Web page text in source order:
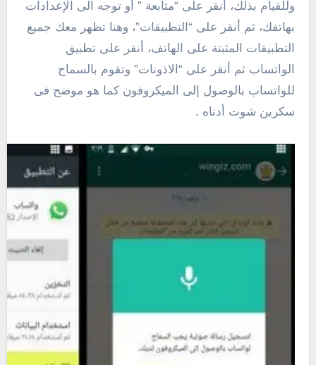
وللقيام بذلك، أنقر على “متابعة ” أو توجه الى الإعدادات
بهاتفك، ثم أنقر على “التطبيقات”، وهنا تظهر معك جميع
التطبيقات المثبتة على الهاتف، أنقر على تطبيق
الواتساب ثم أنقر على “الاذونات” وتقوم بالسماح
للواتساب بالوصول إلى الميكروفون كما هو موضح فى
سكرين شوت أدناه .